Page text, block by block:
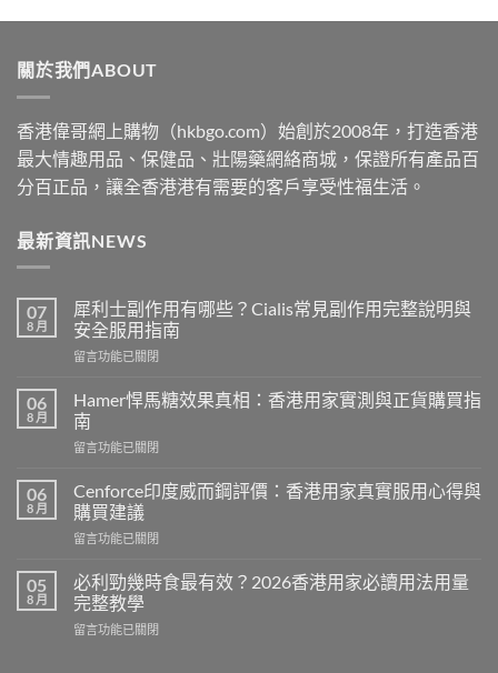
$529
關於我們ABOUT
香港偉哥網上購物（hkbgo.com）始創於2008年，打造香港
最大情趣用品、保健品、壯陽藥網絡商城，保證所有產品百
分百正品，讓全香港港有需要的客戶享受性福生活。
最新資訊NEWS
07
8 月
犀利士副作用有哪些？Cialis常見副作用完整說明與
安全服用指南
在
利
士
副
作
有
哪
些？
Cialis
見
副
用
留言功能已關閉
06
8 月
Hamer悍馬糖效果真相：香港用家實測與正貨購買指
南
在
悍
馬
糖
效
真
相：
香
港
留言功能已關閉
06
8 月
Cenforce印度威而鋼評價：香港用家真實服用心得與
購買建議
在
印
度
威
而
留言功能已關閉
05
8 月
必利勁幾時食最有效？2026香港用家必讀用法用量
完整教學
在
留言功能已關閉